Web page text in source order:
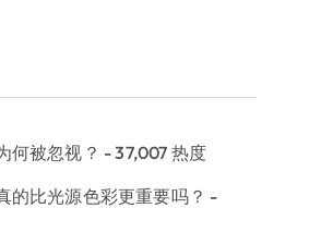
何被忽视？ - 37,007 热度
的比光源色彩更重要吗？ -